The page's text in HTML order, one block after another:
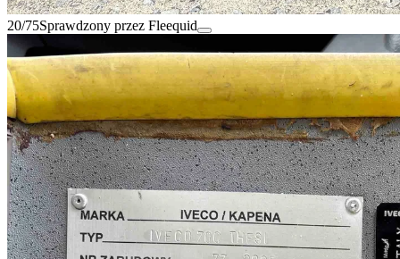
20/75Sprawdzony przez Fleequid